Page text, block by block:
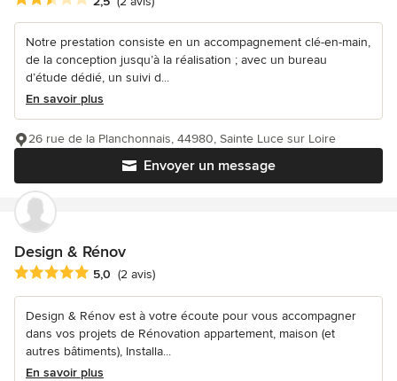
Notre prestation consiste en un accompagnement clé-en-main,
de la conception jusqu’à la réalisation ; avec un bureau
d’étude dédié, un suivi d...
En savoir plus
Envoyer un message
26 rue de la Planchonnais, 44980, Sainte Luce sur Loire
Design & Rénov
Note moyenne : 5 étoiles sur 5
5,0 (2 avis)
Design & Rénov est à votre écoute pour vous accompagner
dans vos projets de Rénovation appartement, maison (et
autres bâtiments), Installa...
En savoir plus